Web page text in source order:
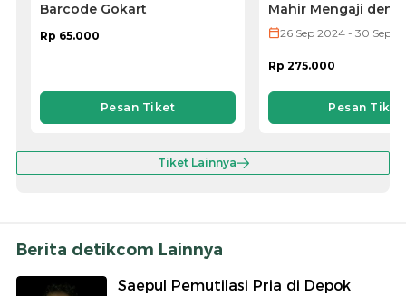
Barcode Gokart
Rp 65.000
Pesan Tiket
Mahir Mengaji
untuk Anak Anda
Tilawati, dan Ummi
26 Sep 2024 - 30 Sep
Rp 275.000
Pesan Tiket
Tiket Lainnya
Berita detikcom Lainnya
Saepul Pemutilasi Pria di Depok